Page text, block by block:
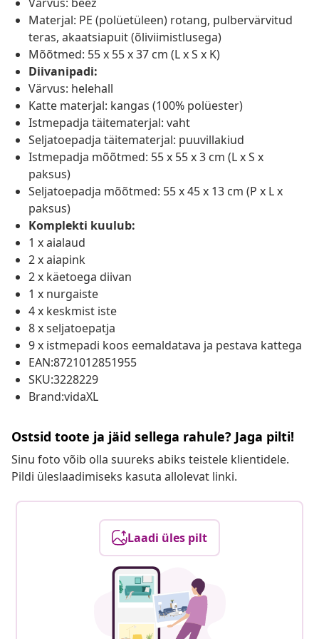
Materjal: PE (polüetüleen) rotang, pulbervärvitud
teras, akaatsiapuit (õliviimistlusega)
Mõõtmed: 55 x 55 x 37 cm (L x S x K)
Diivanipadi:
Värvus: helehall
Katte materjal: kangas (100% polüester)
Istmepadja täitematerjal: vaht
Seljatoepadja täitematerjal: puuvillakiud
Istmepadja mõõtmed: 55 x 55 x 3 cm (L x S x
paksus)
Seljatoepadja mõõtmed: 55 x 45 x 13 cm (P x L x
paksus)
Komplekti kuulub:
1 x aialaud
2 x aiapink
2 x käetoega diivan
1 x nurgaiste
4 x keskmist iste
8 x seljatoepatja
9 x istmepadi koos eemaldatava ja pestava kattega
EAN:8721012851955
SKU:3228229
Brand:vidaXL
Ostsid toote ja jäid sellega rahule? Jaga pilti!
Sinu foto võib olla suureks abiks teistele klientidele.
Pildi üleslaadimiseks kasuta allolevat linki.
Laadi üles pilt